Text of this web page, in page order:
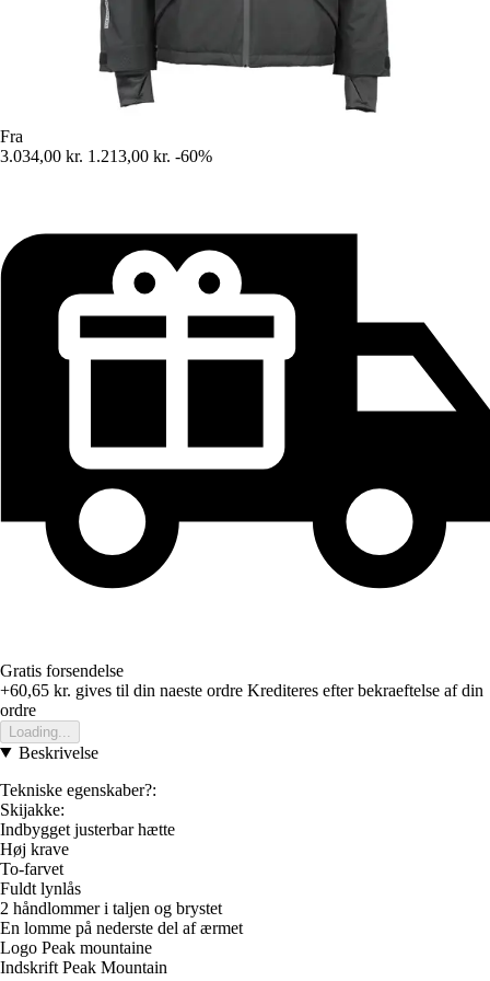
Fra
3.034,00 kr. 1.213,00 kr. -60%
Gratis forsendelse
+60,65 kr. gives til din naeste ordre Krediteres efter bekraeftelse af din
ordre
Loading...
Beskrivelse
Tekniske egenskaber?:
Skijakke:
Indbygget justerbar hætte
Høj krave
To-farvet
Fuldt lynlås
2 håndlommer i taljen og brystet
En lomme på nederste del af ærmet
Logo Peak mountaine
Indskrift Peak Mountain